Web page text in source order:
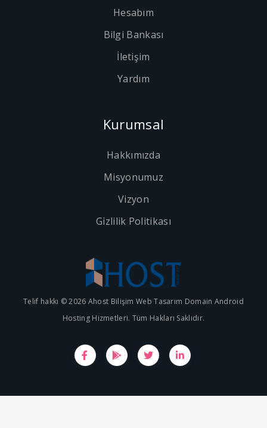
Hesabım
Bilgi Bankası
İletişim
Yardım
Kurumsal
Hakkımızda
Misyonumuz
Vizyon
Gizlilik Politikası
Telif hakkı © 2026 Ahost Bilişim Web Tasarım Domain Android
Hosting Hizmetleri. Tüm Hakları Saklıdır.